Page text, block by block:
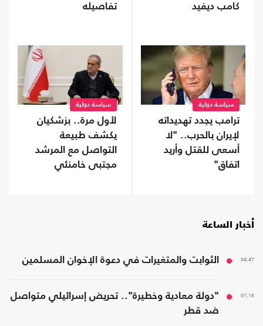
كامب ديفيد تفاصيله
سياسة دولية
ترامب يجدد تهديداته
لإيران بالحرب.. "لا
أسعى للقتل وأريد
اتفاق"
سياسة دولية
لأول مرة.. بزشكيان
يكشف طبيعة
التواصل مع المرشد
مجتبى خامنئي
أخبار الساعة
04:47 الثوابت والمتغيرات في دعوة الإخوان المسلمين
01:16
"دولة معادية وخطيرة".. تحريض إسرائيلي متواصل
ضد قطر